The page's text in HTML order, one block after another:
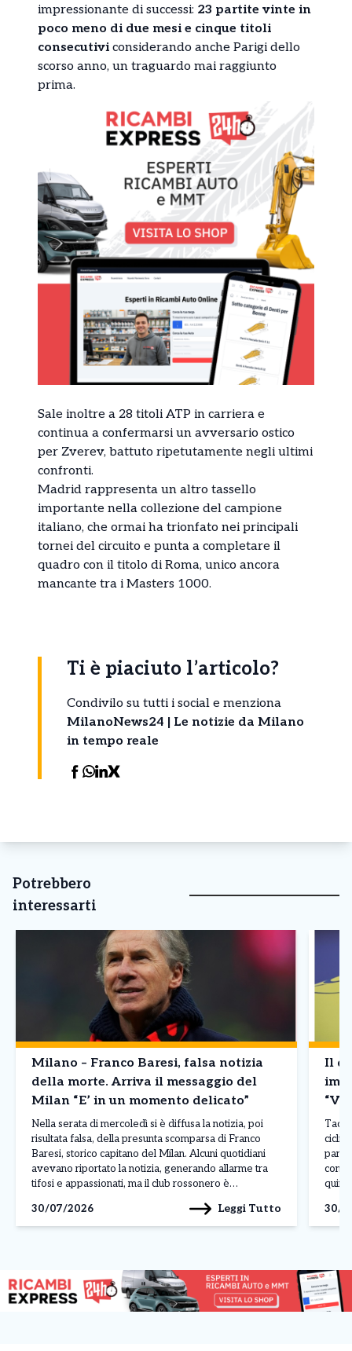
impressionante di successi: 23 partite vinte in
poco meno di due mesi e cinque titoli
consecutivi considerando anche Parigi dello
scorso anno, un traguardo mai raggiunto
prima.
Sale inoltre a 28 titoli ATP in carriera e
continua a confermarsi un avversario ostico
per Zverev, battuto ripetutamente negli ultimi
confronti.
Madrid rappresenta un altro tassello
importante nella collezione del campione
italiano, che ormai ha trionfato nei principali
tornei del circuito e punta a completare il
quadro con il titolo di Roma, unico ancora
mancante tra i Masters 1000.
Ti è piaciuto l’articolo?
Condivilo su tutti i social e menziona
MilanoNews24 | Le notizie da Milano
in tempo reale
Potrebbero
interessarti
Milano – Franco Baresi, falsa notizia
della morte. Arriva il messaggio del
Milan “E’ in un momento delicato”
Nella serata di mercoledì si è diffusa la notizia, poi
risultata falsa, della presunta scomparsa di Franco
Baresi, storico capitano del Milan. Alcuni quotidiani
avevano riportato la notizia, generando allarme tra
tifosi e appassionati, ma il club rossonero è
attraverso un comunicato pubblicato sui propri canali
ufficiali. Il Milan […]
30/07/2026 Leggi Tutto
Il
30/